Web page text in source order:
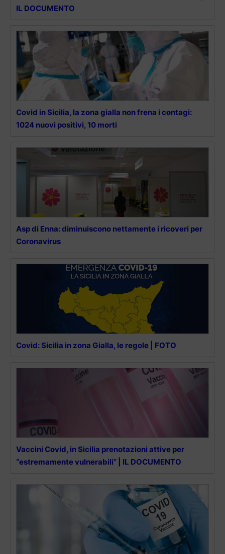
IL DOCUMENTO
Covid in Sicilia, la zona gialla non frena i contagi:
1024 nuovi positivi, 10 morti
Asp di Enna: diminuiscono nettamente i ricoveri per
Coronavirus
Covid: Sicilia in zona Gialla, le regole | FOTO
Vaccini Covid, in Sicilia prenotazioni attive per
“estremamente vulnerabili” | IL DOCUMENTO